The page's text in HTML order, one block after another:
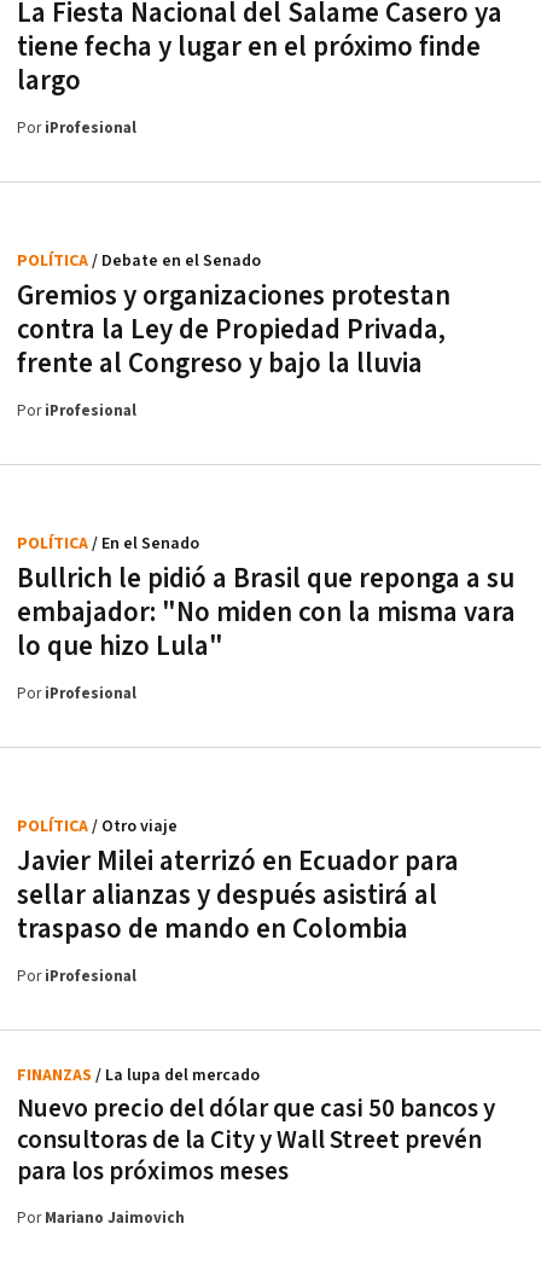
La Fiesta Nacional del Salame Casero ya
tiene fecha y lugar en el próximo finde
largo
PoriProfesional
Gremios y organizaciones protestan
contra la Ley de Propiedad Privada,
frente al Congreso y bajo la lluvia
POLÍTICA/ Debate en el Senado
PoriProfesional
Bullrich le pidió a Brasil que reponga a su
embajador: "No miden con la misma vara
lo que hizo Lula"
POLÍTICA/ En el Senado
PoriProfesional
Javier Milei aterrizó en Ecuador para
sellar alianzas y después asistirá al
traspaso de mando en Colombia
POLÍTICA/ Otro viaje
PoriProfesional
Nuevo precio del dólar que casi 50 bancos y
consultoras de la City y Wall Street prevén
para los próximos meses
FINANZAS / La lupa del mercado
PorMariano Jaimovich